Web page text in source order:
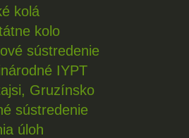
kolá
kolo
sústredenie
IYPT
Gruzínsko
sústredenie
úloh